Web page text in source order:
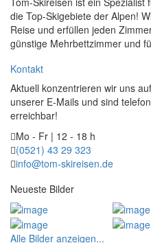
die Top-Skigebiete der Alpen!
Reise und erfüllen jeden
günstige Mehrbettzimmer und
Kontakt
Aktuell konzentrieren wir uns
unserer E-Mails und sind
erreichbar!
Mo - Fr | 12 - 18 h
(0521) 43 29 323
info@tom-skireisen.de
Neueste Bilder
Alle Bilder anzeigen...